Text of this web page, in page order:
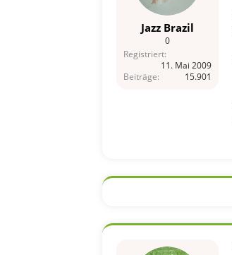
Jazz Brazil
0
Registriert
11. Mai 2009
Beiträge
15.901